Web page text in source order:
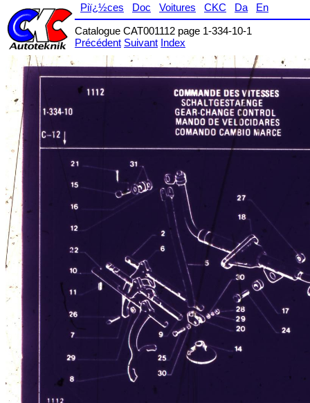
Piï¿½ces Doc Voitures CKC Da
En
Catalogue CAT001112 page 1-334-10-1
Précédent Suivant Index